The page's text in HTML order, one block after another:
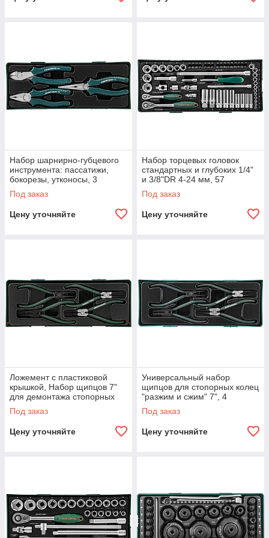
Набор шарнирно-губцевого
инструмента: пассатижи,
бокорезы, утконосы, 3
предмета (ложементы)
Под заказ
Цену уточняйте
Набор торцевых головок
стандартных и глубоких 1/4"
и 3/8"DR 4-24 мм, 57
предметов (ложемент)
Под заказ
Цену уточняйте
Ложемент с пластиковой
крышкой, Набор щипцов 7"
для демонтажа стопорных
колец 4 предмета. Ложемент
с пластиковой крышкой.
Под заказ
Цену уточняйте
Универсальный набор
щипцов для стопорных колец
"разжим и сжим" 7", 4
предмета (ложемент)
Под заказ
Цену уточняйте